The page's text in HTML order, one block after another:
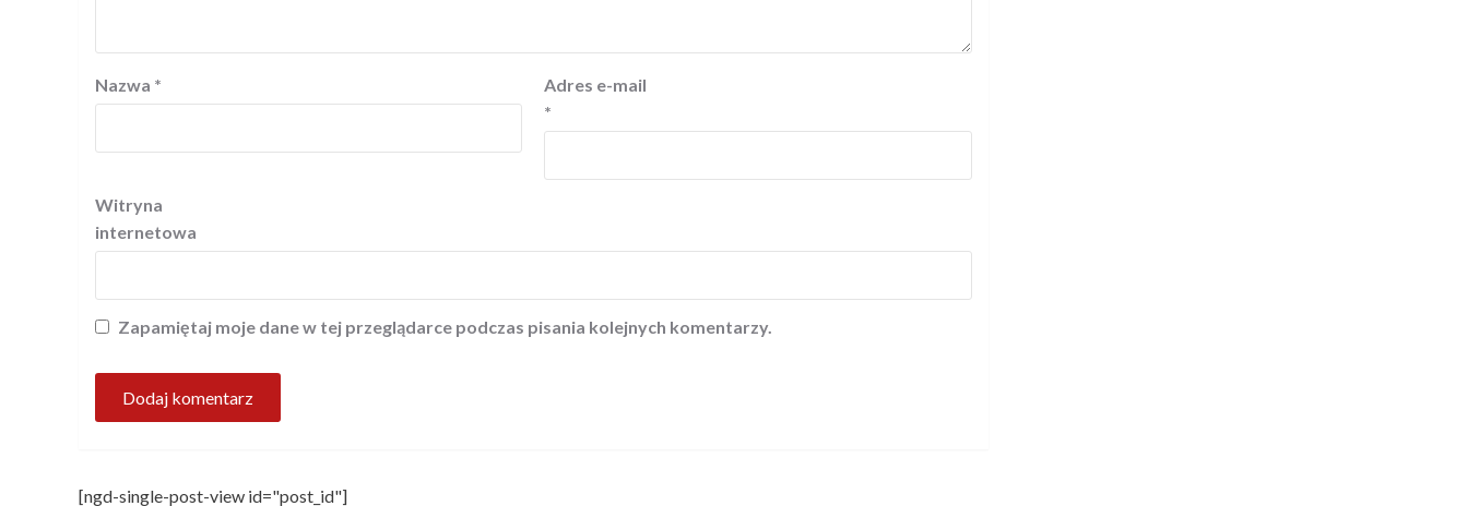
Nazwa *
Adres e-mail
*
Witryna
internetowa
Zapamiętaj moje dane w tej przeglądarce podczas pisania kolejnych komentarzy.
[ngd-single-post-view id="post_id"]